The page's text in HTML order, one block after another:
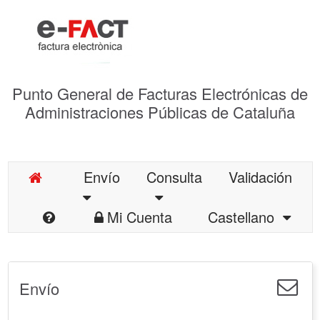
Punto General de Facturas Electrónicas de
Administraciones Públicas de Cataluña
Envío Consulta
Validación
Mi Cuenta
Castellano
Envío